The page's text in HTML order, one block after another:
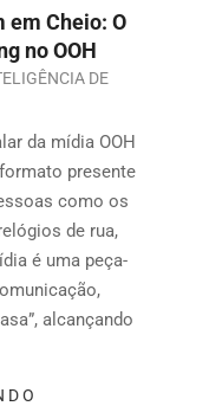
em Cheio: O
no OOH
DE
da mídia OOH
presente
como os
de rua,
é uma peça-
alcançando